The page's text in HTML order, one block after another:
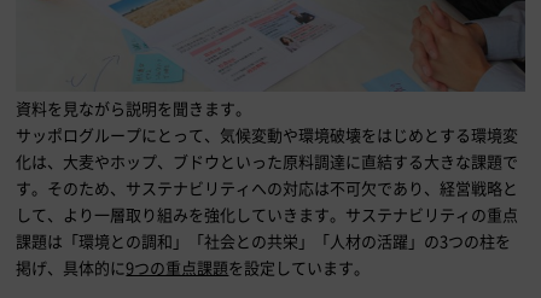
資料を見ながら説明を聞きます。
サッポログループにとって、気候変動や環境破壊をはじめとする環境変
化は、大麦やホップ、ブドウといった原料調達に直結する大きな課題で
す。そのため、サステナビリティへの対応は不可欠であり、経営戦略と
して、より一層取り組みを強化していきます。サステナビリティの重点
課題は「環境との調和」「社会との共栄」「人材の活躍」の3つの柱を
掲げ、具体的に9つの重点課題を設定しています。